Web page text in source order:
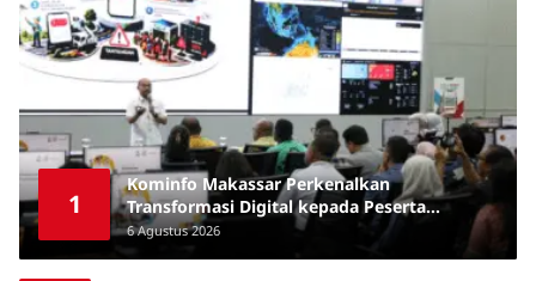
1
Kominfo Makassar Perkenalkan
Transformasi Digital kepada Peserta
Australia Awards Short Course
6 Agustus 2026